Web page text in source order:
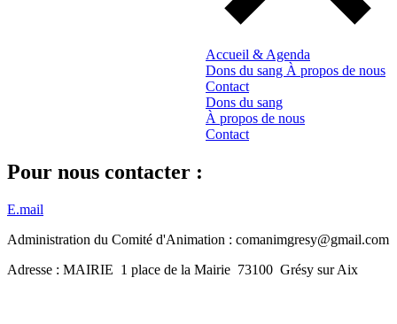
Accueil & Agenda
Dons du sang À propos de nous
Contact
Dons du sang
À propos de nous
Contact
Pour nous contacter :
E.mail
Administration du Comité d'Animation : comanimgresy@gmail.com
Adresse : MAIRIE 1 place de la Mairie 73100 Grésy sur Aix